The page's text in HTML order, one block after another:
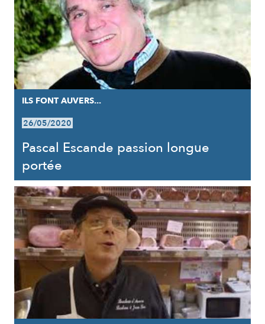
ILS FONT AUVERS...
26/05/2020
Pascal Escande passion longue
portée